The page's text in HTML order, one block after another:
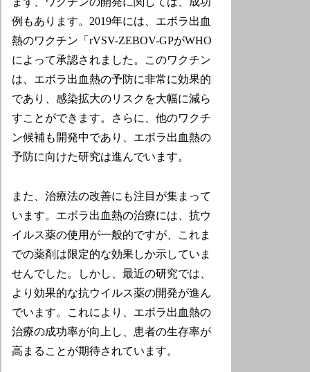
例もあります。2019年には、エボラ出血
熱のワクチン「rVSV-ZEBOV-GPがWHO
によって承認されました。このワクチン
は、エボラ出血熱の予防に非常に効果的
であり、感染拡大のリスクを大幅に減ら
すことができます。さらに、他のワクチ
ン候補も開発中であり、エボラ出血熱の
予防に向けた研究は進んでいます。
また、治療法の改善にも注目が集まって
います。エボラ出血熱の治療には、抗ウ
イルス薬の使用が一般的ですが、これま
での薬剤は限定的な効果しか示していま
せんでした。しかし、最近の研究では、
より効果的な抗ウイルス薬の開発が進ん
でいます。これにより、エボラ出血熱の
治療の成功率が向上し、患者の生存率が
高まることが期待されています。